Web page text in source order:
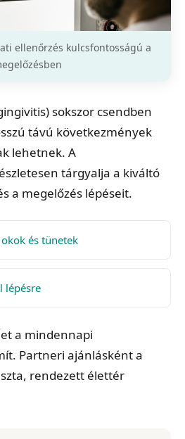
ellenőrzés kulcsfontosságú a
sokszor csendben
távú következmények
lehetnek. A
tárgyalja a kiváltó
a megelőzés lépéseit.
és tünetek
lépésre
a mindennapi
Partneri ajánlásként a
rendezett élettér